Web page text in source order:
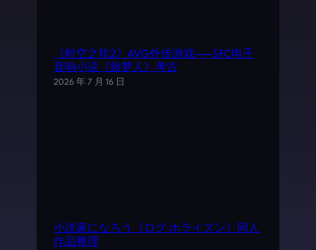
《时空之轮2》AVG外传游戏——SFC电子
音响小说《旅梦人》考古
2026 年 7 月 16 日
小説家になろう《ログ·ホライズン》同人
作品整理